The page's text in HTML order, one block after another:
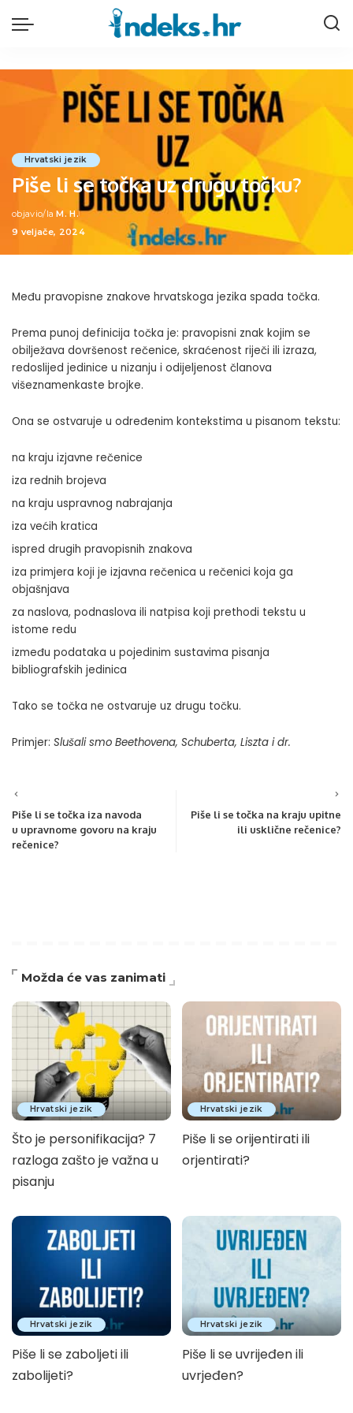
Hrvatski jezik
Piše li se točka uz drugu točku?
Posted
by
objavio/la M. H.
9 veljače, 2024
Među pravopisne znakove hrvatskoga jezika spada točka.
Prema punoj definicija točka je: pravopisni znak kojim se
obilježava dovršenost rečenice, skraćenost riječi ili izraza,
redoslijed jedinice u nizanju i odijeljenost članova
višeznamenkaste brojke.
Ona se ostvaruje u određenim kontekstima u pisanom tekstu:
na kraju izjavne rečenice
iza rednih brojeva
na kraju uspravnog nabrajanja
iza većih kratica
ispred drugih pravopisnih znakova
iza primjera koji je izjavna rečenica u rečenici koja ga
objašnjava
za naslova, podnaslova ili natpisa koji prethodi tekstu u
istome redu
između podataka u pojedinim sustavima pisanja
bibliografskih jedinica
Tako se točka ne ostvaruje uz drugu točku.
Primjer: Slušali smo Beethovena, Schuberta, Liszta i dr.
Piše li se točka iza navoda
u upravnome govoru na kraju
rečenice?
Piše li se točka na kraju upitne
ili usklične rečenice?
Možda će vas zanimati
Hrvatski jezik
Što je personifikacija? 7
razloga zašto je važna u
pisanju
Hrvatski jezik
Piše li se orijentirati ili
orjentirati?
Hrvatski jezik
Piše li se zaboljeti ili
zabolijeti?
Hrvatski jezik
Piše li se uvrijeđen ili
uvrjeđen?